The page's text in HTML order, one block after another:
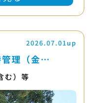
2026.07.01up
管理（金…
む）等